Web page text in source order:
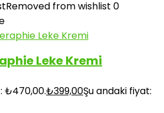
Removed from wishlist 0
Leke Kremi
₺470,00.₺399,00Şu andaki fiyat: